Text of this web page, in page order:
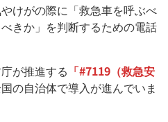
けがの際に「救急車を呼ぶべ
きか」を判断するための電話
が推進する 「#7119（救急安
の自治体で導入が進んでいま